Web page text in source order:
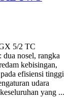
5/2 TC
nosel, rangka
kebisingan,
efisiensi tinggi
udara
yang ...